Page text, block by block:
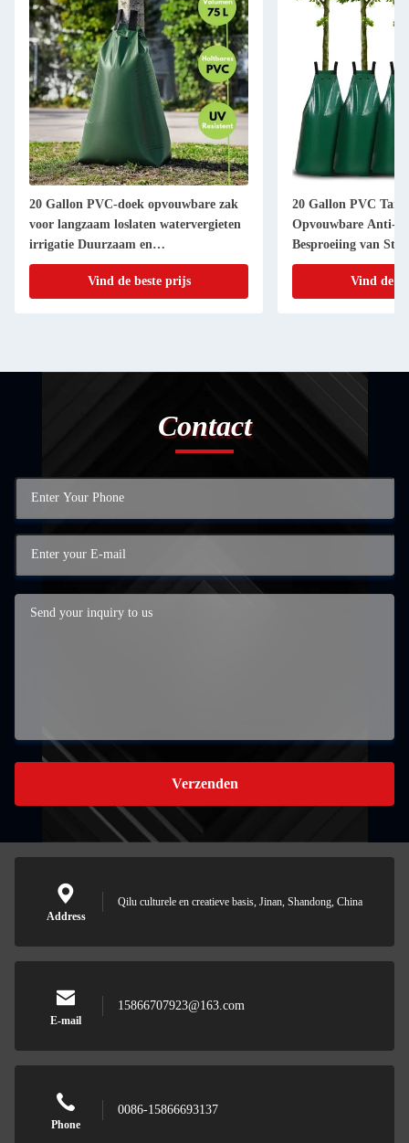
20 Gallon PVC-doek opvouwbare zak
voor langzaam loslaten watervergieten
irrigatie Duurzaam en
milieuvriendelijk
Vind de beste prijs
20 Gallon PVC
Opvouwbare Anti-
Besproeiing van
Bewatering
Vind de
Contact
Verzenden
Address
Qilu culturele en creatieve basis, Jinan, Shandong, China
E-mail
15866707923@163.com
Phone
0086-15866693137